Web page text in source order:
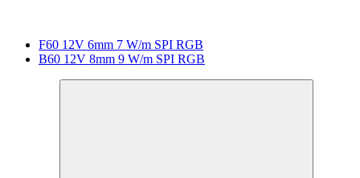
F60 12V 6mm 7 W/m SPI RGB
B60 12V 8mm 9 W/m SPI RGB